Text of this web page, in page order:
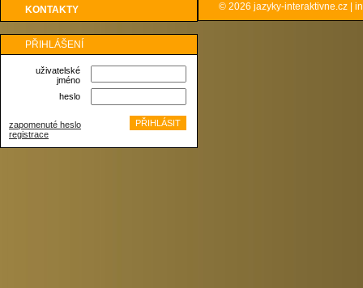
KONTAKTY
PŘIHLÁŠENÍ
uživatelské
jméno
heslo
zapomenuté heslo
registrace
© 2026 jazyky-interaktivne.cz